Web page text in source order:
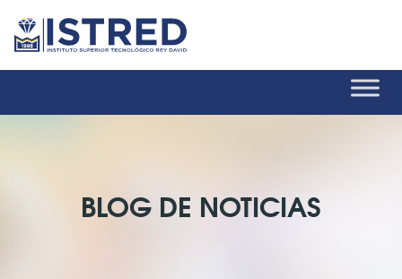
BLOG DE NOTICIAS